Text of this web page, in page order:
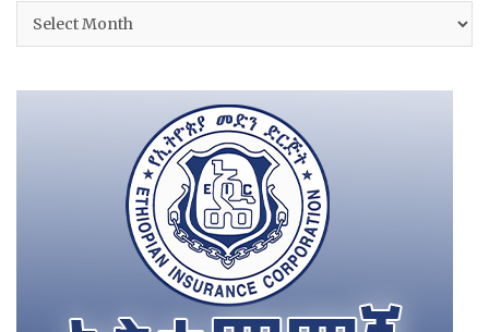
ማኅደር